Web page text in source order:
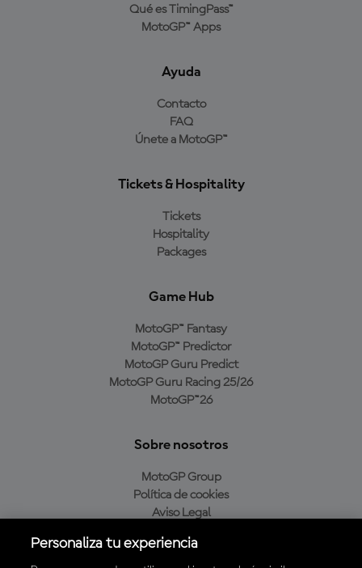
Qué es TimingPass™
MotoGP™ Apps
Ayuda
Contacto
FAQ
Únete a MotoGP™
Tickets & Hospitality
Tickets
Hospitality
Packages
Game Hub
MotoGP™ Fantasy
MotoGP™ Predictor
MotoGP Guru Predict
MotoGP Guru Racing 25/26
MotoGP™26
Sobre nosotros
MotoGP Group
Política de cookies
Aviso Legal
Política de compra
Personaliza tu experiencia